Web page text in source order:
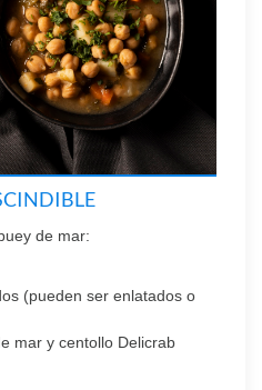
de mar:
(pueden ser enlatados o
mar y centollo Delicrab